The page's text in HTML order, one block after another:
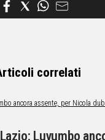
correlati
Luvumbo